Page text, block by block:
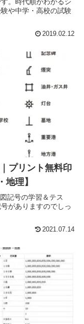
や中学・高校の試験
2019.02.12
プリント無料印
理】
記号の学習＆テス
がありますのでしっ
2021.07.14